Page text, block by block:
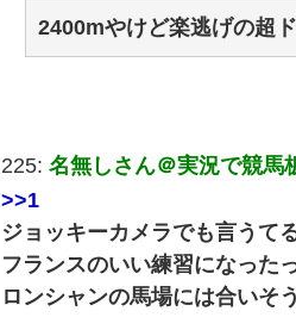
2400mやけど楽逃げの超
225: 名無しさん＠実況で競馬
>>1
ジョッキーカメラでも言うて
フランスのいい練習になった
ロンシャンの馬場には合いそ